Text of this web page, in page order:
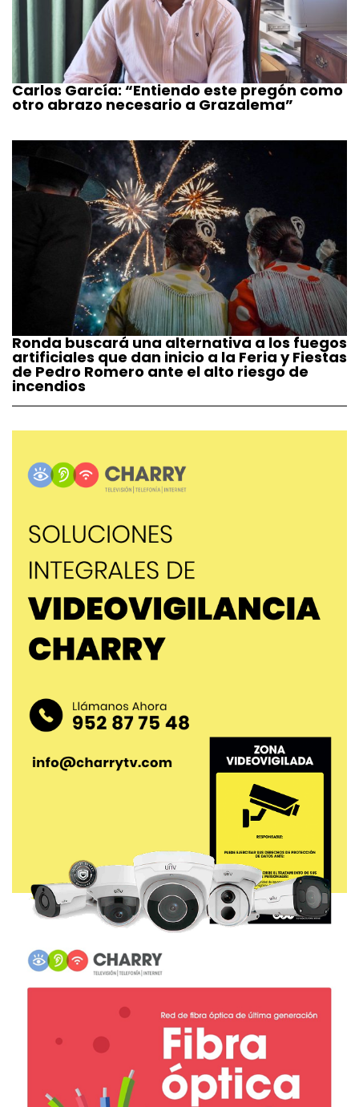
Carlos García: “Entiendo este pregón como
otro abrazo necesario a Grazalema”
Ronda buscará una alternativa a los fuegos
artificiales que dan inicio a la Feria y Fiestas
de Pedro Romero ante el alto riesgo de
incendios